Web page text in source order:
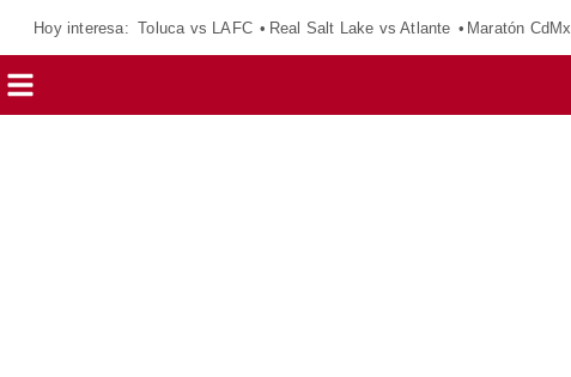
Hoy interesa: Toluca vs LAFC Real Salt Lake vs Atlante Maratón CdMx